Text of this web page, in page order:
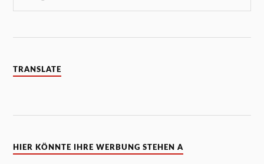
TRANSLATE
HIER KÖNNTE IHRE WERBUNG STEHEN A